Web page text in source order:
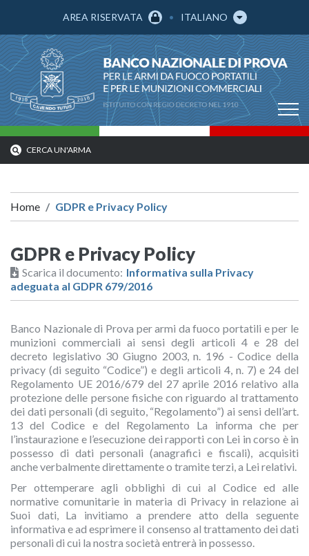
AREA RISERVATA ITALIANO
CERCA UN'ARMA
Home GDPR e Privacy Policy
GDPR e Privacy Policy
Scarica il documento: Informativa sulla Privacy
adeguata al GDPR 679/2016
Banco Nazionale di Prova per armi da fuoco portatili e per le
munizioni commerciali ai sensi degli articoli 4 e 28 del
decreto legislativo 30 Giugno 2003, n. 196 - Codice della
privacy (di seguito “Codice”) e degli articoli 4, n. 7) e 24 del
Regolamento UE 2016/679 del 27 aprile 2016 relativo alla
protezione delle persone fisiche con riguardo al trattamento
dei dati personali (di seguito, “Regolamento”) ai sensi dell’art.
13 del Codice e del Regolamento La informa che per
l’instaurazione e l’esecuzione dei rapporti con Lei in corso è in
possesso di dati personali (anagrafici e fiscali), acquisiti
anche verbalmente direttamente o tramite terzi, a Lei relativi.
Per ottemperare agli obblighi di cui al Codice ed alle
normative comunitarie in materia di Privacy in relazione ai
Suoi dati, La invitiamo a prendere atto della seguente
informativa e ad esprimere il consenso al trattamento dei dati
personali di cui la nostra società entrerà in possesso.